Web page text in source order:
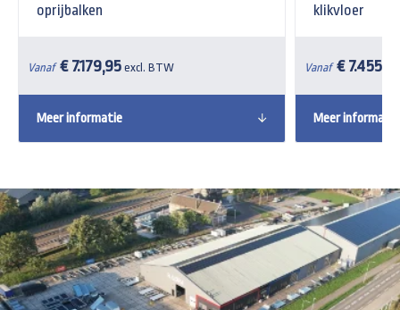
oprijbalken
Vanaf € 7.179,95 excl. BTW
Meer informatie
klikvloer
Vanaf € 7.455,35
Meer informatie